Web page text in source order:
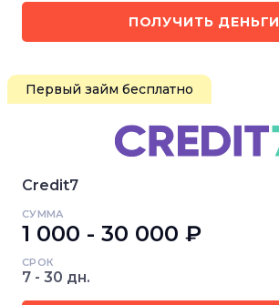
ПОЛУЧИТЬ ДЕНЬГИ
Первый займ бесплатно
Credit7
СУММА
1 000 - 30 000 ₽
СРОК
7 - 30 дн.